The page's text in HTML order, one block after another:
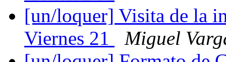
[un/loquer] Visita de la
Viernes 21
Miguel